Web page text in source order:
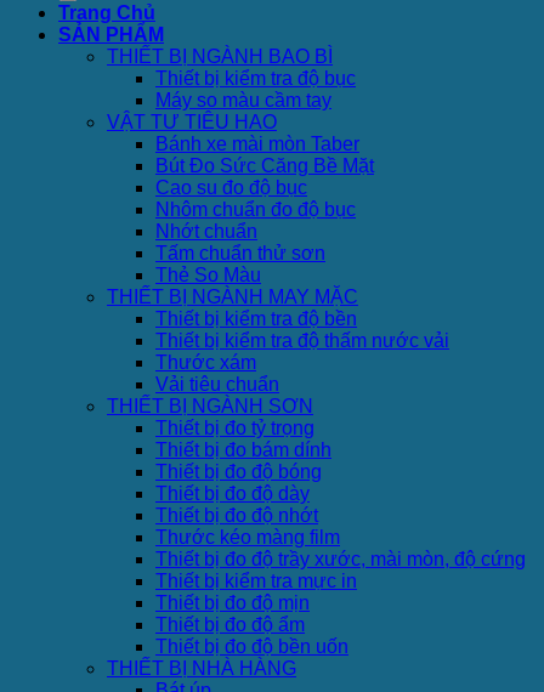
Trang Chủ
SẢN PHẨM
THIẾT BỊ NGÀNH BAO BÌ
Thiết bị kiểm tra độ bục
Máy so màu cầm tay
VẬT TƯ TIÊU HAO
Bánh xe mài mòn Taber
Bút Đo Sức Căng Bề Mặt
Cao su đo độ bục
Nhôm chuẩn đo độ bục
Nhớt chuẩn
Tấm chuẩn thử sơn
Thẻ So Màu
THIẾT BỊ NGÀNH MAY MẶC
Thiết bị kiểm tra độ bền
Thiết bị kiểm tra độ thấm nước vải
Thước xám
Vải tiêu chuẩn
THIẾT BỊ NGÀNH SƠN
Thiết bị đo tỷ trọng
Thiết bị đo bám dính
Thiết bị đo độ bóng
Thiết bị đo độ dày
Thiết bị đo độ nhớt
Thước kéo màng film
Thiết bị đo độ trầy xước, mài mòn, độ cứng
Thiết bị kiểm tra mực in
Thiết bị đo độ mịn
Thiết bị đo độ ẩm
Thiết bị đo độ bền uốn
THIẾT BỊ NHÀ HÀNG